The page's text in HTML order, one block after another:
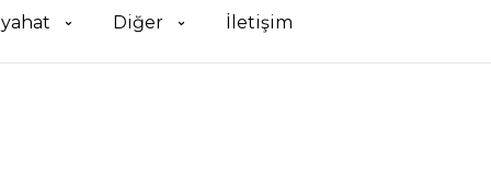
Diğer İletişim